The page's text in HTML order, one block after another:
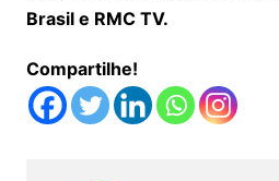
Brasil e RMC TV.
Compartilhe!